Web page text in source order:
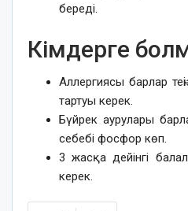
береді.
Кімдерге
Аллергиясы барлар
тартуы керек.
Бүйрек аурулары
себебі фосфор көп.
3 жасқа дейінгі
керек.